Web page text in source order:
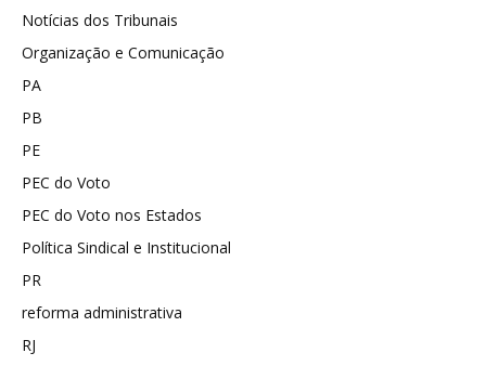
Notícias dos Tribunais
Organização e Comunicação
PA
PB
PE
PEC do Voto
PEC do Voto nos Estados
Política Sindical e Institucional
PR
reforma administrativa
RJ